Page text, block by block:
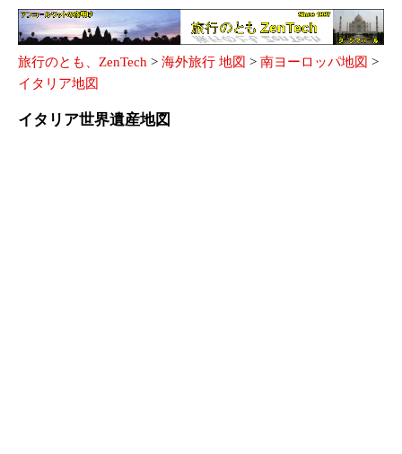
旅行のとも、ZenTech > 海外旅行 地図 > 南ヨーロッパ地図 >
イタリア地図
イタリア世界遺産地図